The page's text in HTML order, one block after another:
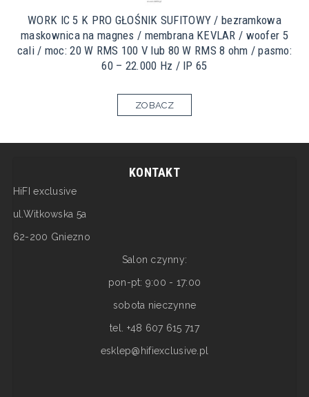
WORK IC 5 K PRO GŁOŚNIK SUFITOWY / bezramkowa
maskownica na magnes / membrana KEVLAR / woofer 5
cali / moc: 20 W RMS 100 V lub 80 W RMS 8 ohm / pasmo:
60 – 22.000 Hz / IP 65
ZOBACZ
KONTAKT
HiFI exclusive
ul.Witkowska 5a
62-200 Gniezno
Salon czynny:
pon-pt: 9:00 - 17:00
sobota nieczynne
tel. +48 607 615 717
esklep@hifiexclusive.pl